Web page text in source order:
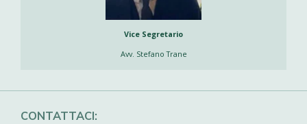
Vice Segretario
Avv. Stefano Trane
CONTATTACI: